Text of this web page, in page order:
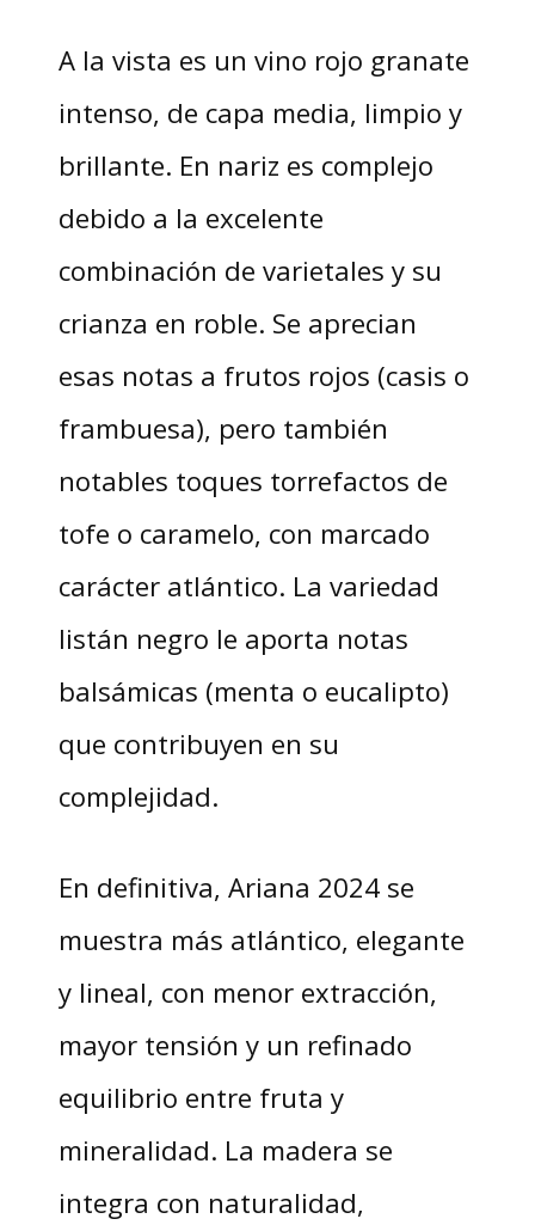
A la vista es un vino rojo granate
intenso, de capa media, limpio y
brillante. En nariz es complejo
debido a la excelente
combinación de varietales y su
crianza en roble. Se aprecian
esas notas a frutos rojos (casis o
frambuesa), pero también
notables toques torrefactos de
tofe o caramelo, con marcado
carácter atlántico. La variedad
listán negro le aporta notas
balsámicas (menta o eucalipto)
que contribuyen en su
complejidad.
En definitiva, Ariana 2024 se
muestra más atlántico, elegante
y lineal, con menor extracción,
mayor tensión y un refinado
equilibrio entre fruta y
mineralidad. La madera se
integra con naturalidad,